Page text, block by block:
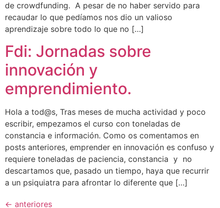
de crowdfunding. A pesar de no haber servido para
recaudar lo que pedíamos nos dio un valioso
aprendizaje sobre todo lo que no […]
Fdi: Jornadas sobre
innovación y
emprendimiento.
Hola a tod@s, Tras meses de mucha actividad y poco
escribir, empezamos el curso con toneladas de
constancia e información. Como os comentamos en
posts anteriores, emprender en innovación es confuso y
requiere toneladas de paciencia, constancia y no
descartamos que, pasado un tiempo, haya que recurrir
a un psiquiatra para afrontar lo diferente que […]
← anteriores